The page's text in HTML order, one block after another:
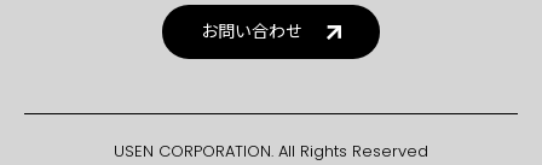
お問い合わせ
USEN CORPORATION. All Rights Reserved